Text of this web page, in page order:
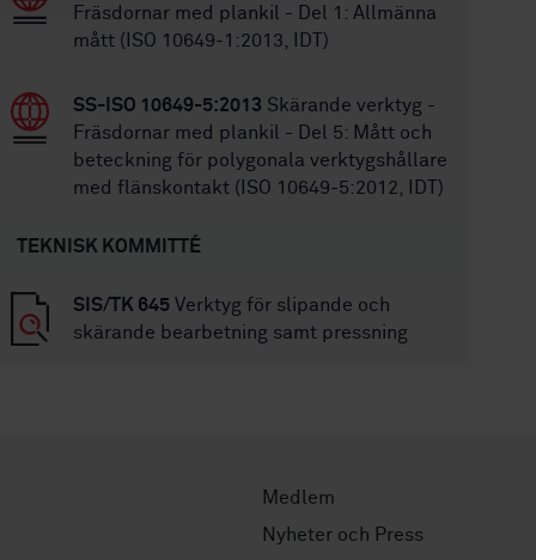
Fräsdornar med plankil - Del 1: Allmänna
mått (ISO 10649-1:2013, IDT)
SS-ISO 10649-5:2013 Skärande verktyg -
Fräsdornar med plankil - Del 5: Mått och
beteckning för polygonala verktygshållare
med flänskontakt (ISO 10649-5:2012, IDT)
TEKNISK KOMMITTÉ
SIS/TK 645 Verktyg för slipande och
skärande bearbetning samt pressning
Medlem
Nyheter och Press